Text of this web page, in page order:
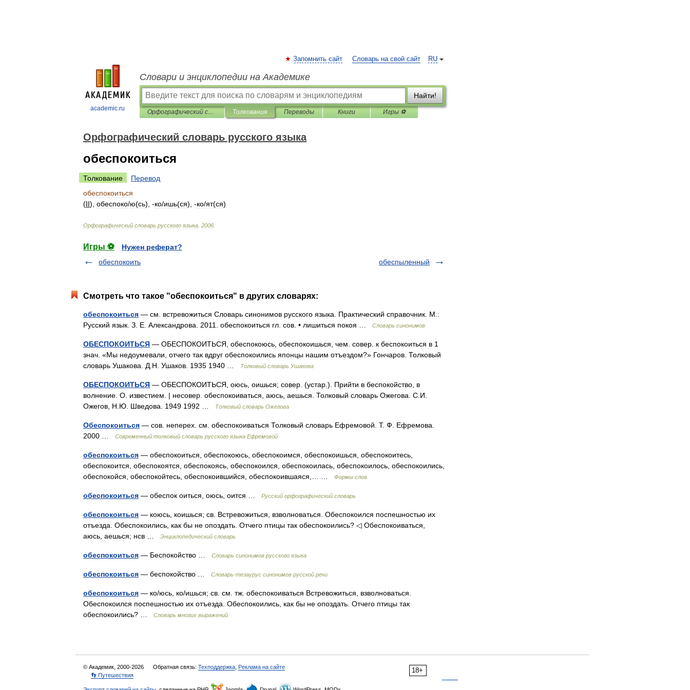
academic.ru
RU
Запомнить сайт Словарь на свой сайт
Словари и энциклопедии на Академике
Найти!
Орфографический словарь русского языка Толкования Переводы Книги Игры ⚽
Орфографический словарь русского языка
обеспокоиться
Толкование
Перевод
обеспокоиться
(II), обеспоко/ю(сь), -ко/ишь(ся), -ко/ят(ся)
Орфографический словарь русского языка 2006
Игры ⚽
Нужен реферат?
обеспокоить
обеспыленный
Смотреть что такое "обеспокоиться" в других словарях:
обеспокоиться — см. встревожиться Словарь синонимов русского языка. Практический справочник. М.:
Русский язык. З. Е. Александрова. 2011. обеспокоиться гл. сов. • лишиться покоя …
Словарь синонимов
ОБЕСПОКОИТЬСЯ — ОБЕСПОКОИТЬСЯ, обеспокоюсь, обеспокоишься, чем. совер. к беспокоиться в 1
знач. «Мы недоумевали, отчего так вдруг обеспокоились японцы нашим отъездом?» Гончаров. Толковый
словарь Ушакова. Д.Н. Ушаков. 1935 1940 …
Толковый словарь Ушакова
ОБЕСПОКОИТЬСЯ — ОБЕСПОКОИТЬСЯ, оюсь, оишься; совер. (устар.). Прийти в беспокойство, в
волнение. О. известием. | несовер. обеспокоиваться, аюсь, аешься. Толковый словарь Ожегова. С.И.
Ожегов, Н.Ю. Шведова. 1949 1992 …
Толковый словарь Ожегова
Обеспокоиться — сов. неперех. см. обеспокоиваться Толковый словарь Ефремовой. Т. Ф. Ефремова.
2000 …
Современный толковый словарь русского языка Ефремовой
обеспокоиться — обеспокоиться, обеспокоюсь, обеспокоимся, обеспокоишься, обеспокоитесь,
обеспокоится, обеспокоятся, обеспокоясь, обеспокоился, обеспокоилась, обеспокоилось, обеспокоились,
обеспокойся, обеспокойтесь, обеспокоившийся, обеспокоившаяся,… …
Формы слов
обеспокоиться — обеспок оиться, оюсь, оится … Русский орфографический словарь
обеспокоиться — коюсь, коишься; св. Встревожиться, взволноваться. Обеспокоился поспешностью их
отъезда. Обеспокоились, как бы не опоздать. Отчего птицы так обеспокоились? ◁ Обеспокоиваться,
аюсь, аешься; нсв …
Энциклопедический словарь
обеспокоиться — Беспокойство … Словарь синонимов русского языка
обеспокоиться — беспокойство … Словарь-тезаурус синонимов русской речи
обеспокоиться — ко/юсь, ко/ишься; св. см. тж. обеспокоиваться Встревожиться, взволноваться.
Обеспокоился поспешностью их отъезда. Обеспокоились, как бы не опоздать. Отчего птицы так
обеспокоились? …
Словарь многих выражений
18+
© Академик, 2000-2026 Обратная связь: Техподдержка Реклама на сайте
👣 Путешествия